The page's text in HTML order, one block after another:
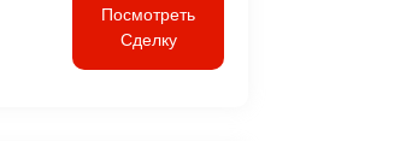
Посмотреть
Сделку